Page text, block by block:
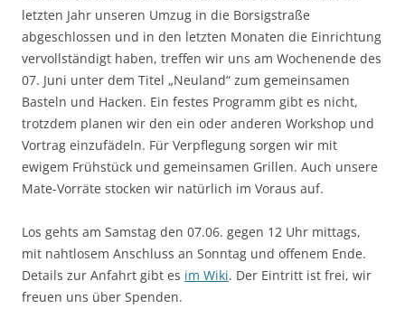
letzten Jahr unseren Umzug in die Borsigstraße
abgeschlossen und in den letzten Monaten die Einrichtung
vervollständigt haben, treffen wir uns am Wochenende des
07. Juni unter dem Titel „Neuland“ zum gemeinsamen
Basteln und Hacken. Ein festes Programm gibt es nicht,
trotzdem planen wir den ein oder anderen Workshop und
Vortrag einzufädeln. Für Verpflegung sorgen wir mit
ewigem Frühstück und gemeinsamen Grillen. Auch unsere
Mate-Vorräte stocken wir natürlich im Voraus auf.
Los gehts am Samstag den 07.06. gegen 12 Uhr mittags,
mit nahtlosem Anschluss an Sonntag und offenem Ende.
Details zur Anfahrt gibt es im Wiki. Der Eintritt ist frei, wir
freuen uns über Spenden.